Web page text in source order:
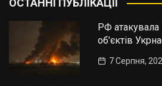
ОСТАННІ ПУБЛІКАЦІЇ
РФ
об’єктів
7 Серпня,